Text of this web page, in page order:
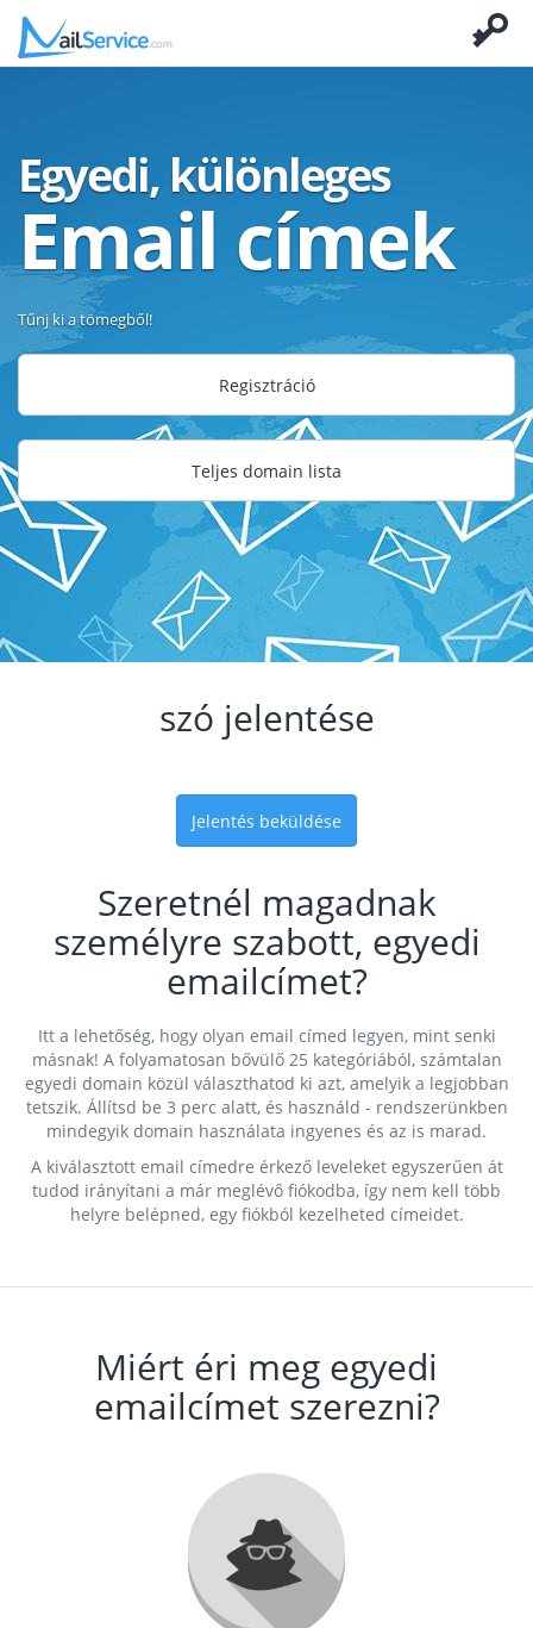
Egyedi, különleges
Email címek
Tűnj ki a tömegből!
Regisztráció
Teljes domain lista
szó jelentése
Jelentés beküldése
Szeretnél magadnak
személyre szabott, egyedi
emailcímet?
Itt a lehetőség, hogy olyan email címed legyen, mint senki
másnak! A folyamatosan bővülő 25 kategóriából, számtalan
egyedi domain közül választhatod ki azt, amelyik a legjobban
tetszik. Állítsd be 3 perc alatt, és használd - rendszerünkben
mindegyik domain használata ingyenes és az is marad.
A kiválasztott email címedre érkező leveleket egyszerűen át
tudod irányítani a már meglévő fiókodba, így nem kell több
helyre belépned, egy fiókból kezelheted címeidet.
Miért éri meg egyedi
emailcímet szerezni?